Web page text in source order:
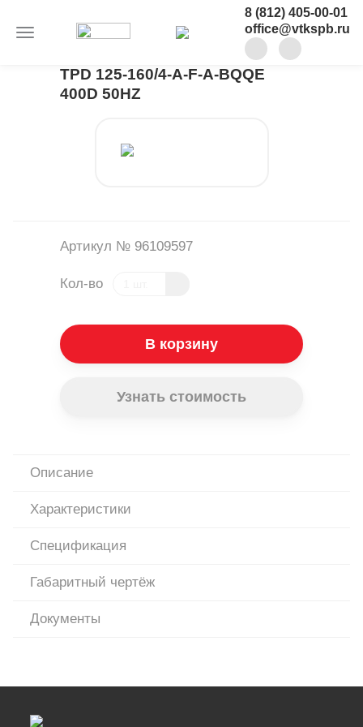
8 (812) 405-00-01
office@vtkspb.ru
TPD 125-160/4-A-F-A-BQQE
400D 50HZ
Артикул № 96109597
Кол-во
В корзину
Узнать стоимость
Описание
Характеристики
Спецификация
Габаритный чертёж
Документы